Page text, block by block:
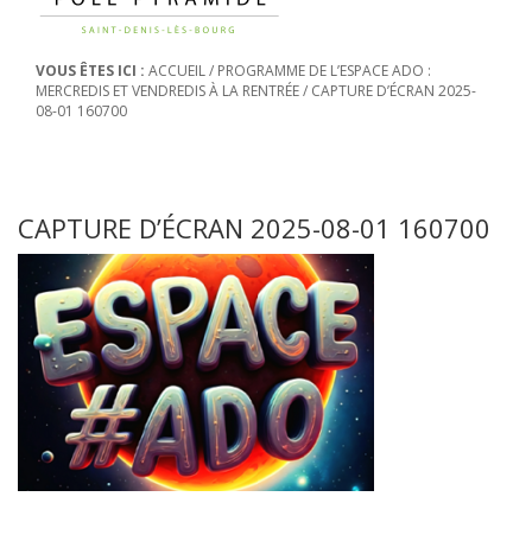
VOUS ÊTES ICI : ACCUEIL/ PROGRAMME DE L’ESPACE ADO :
MERCREDIS ET VENDREDIS À LA RENTRÉE/ CAPTURE D’ÉCRAN 2025-
08-01 160700
CAPTURE D’ÉCRAN 2025-08-01 160700